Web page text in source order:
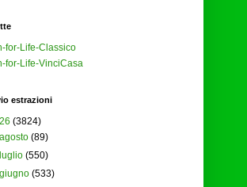
for-Life-Classico
for-Life-VinciCasa
estrazioni
(3824)
agosto (89)
luglio (550)
giugno (533)